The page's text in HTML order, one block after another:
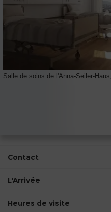
Salle de soins de l'Anna-Seiler-
Contact
L'Arrivée
Heures de visite